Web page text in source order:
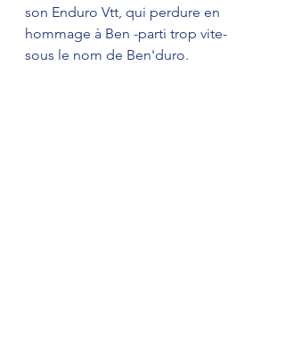
son Enduro Vtt, qui perdure en
hommage à Ben -parti trop vite-
sous le nom de Ben'duro.